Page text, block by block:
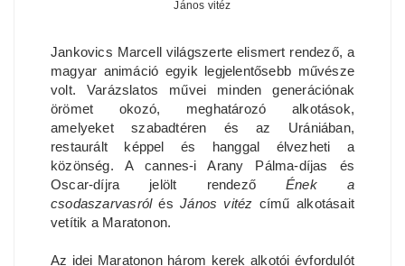
János vitéz
Jankovics Marcell világszerte elismert rendező, a
magyar animáció egyik legjelentősebb művésze
volt. Varázslatos művei minden generációnak
örömet okozó, meghatározó alkotások,
amelyeket szabadtéren és az Urániában,
restaurált képpel és hanggal élvezheti a
közönség. A cannes-i Arany Pálma-díjas és
Oscar-díjra jelölt rendező Ének a
csodaszarvasrólésJános vitéz című alkotásait
vetítik a Maratonon.
Az idei Maratonon három kerek alkotói évfordulót